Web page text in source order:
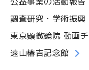
調査研究・学術振興
東京顕微鏡院 動画
遠山椿吉記念館